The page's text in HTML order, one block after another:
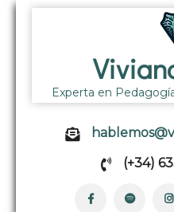
Experta en
(+34)